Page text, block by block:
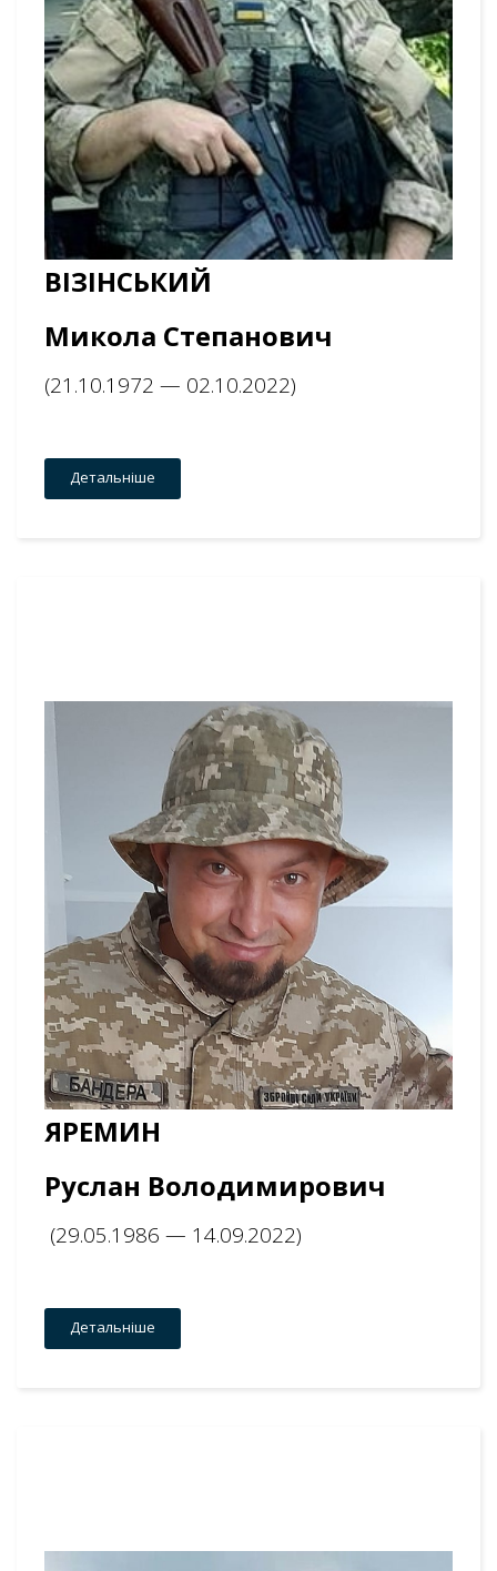
ВІЗІНСЬКИЙ
Микола Степанович
(21.10.1972 — 02.10.2022)
Детальніше
ЯРЕМИН
Руслан Володимирович
(29.05.1986 — 14.09.2022)
Детальніше